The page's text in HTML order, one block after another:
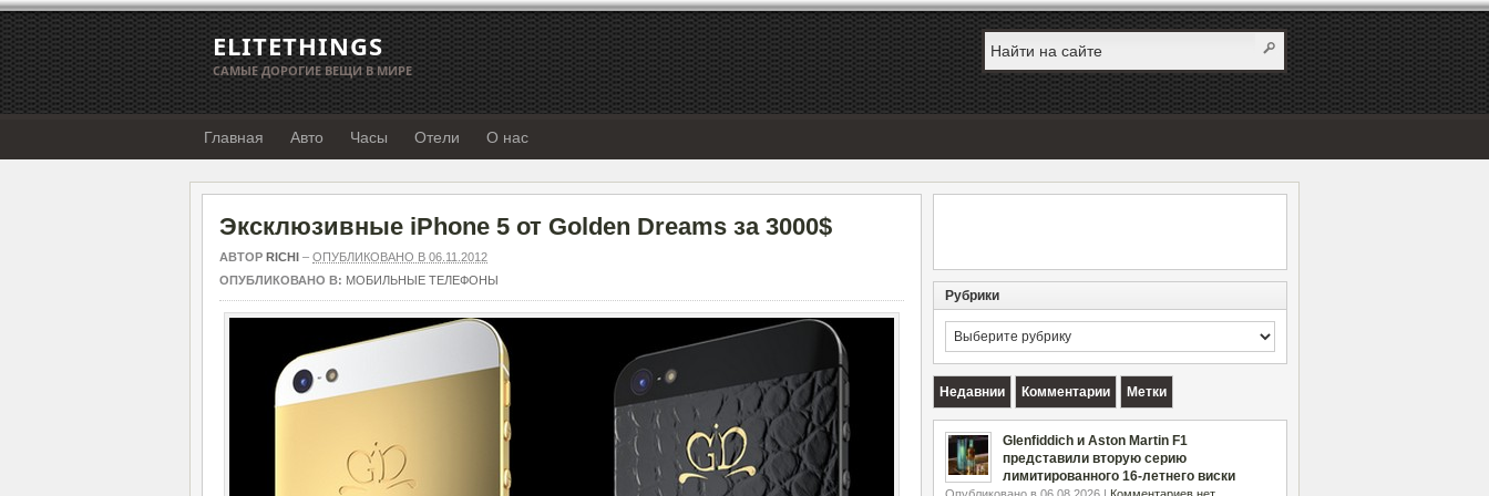
ELITETHINGS
САМЫЕ ДОРОГИЕ ВЕЩИ В МИРЕ
Главная Авто Часы Отели О нас
Эксклюзивные iPhone 5 от Golden Dreams за 3000$
АВТОР RICHI – ОПУБЛИКОВАНО В 06.11.2012
ОПУБЛИКОВАНО В: МОБИЛЬНЫЕ ТЕЛЕФОНЫ
Рубрики
Рубрики
Недавнии Комментарии Метки
Glenfiddich и Aston Martin F1
представили вторую серию
лимитированного 16-летнего виски